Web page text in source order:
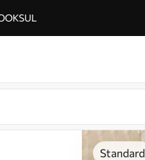
Standard